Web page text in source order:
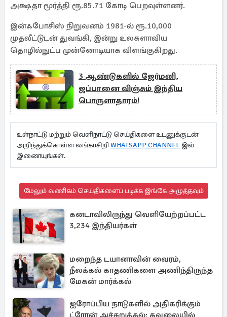
அக்ஷதா மூர்த்தி ரூ.85.71 கோடி பெறவுள்ளனர்.
இன்ஃபோசிஸ் நிறுவனம் 1981-ல் ரூ.10,000
முதலீட்டுடன் துவங்கி, இன்று உலகளாவிய
தொழில்நுட்ப முன்னோடியாக விளங்குகிறது.
3 ஆண்டுகளில் ஜேர்மனி,
ஜப்பானை விஞ்சும் இந்திய
பொருளாதாரம்!
உள்நாட்டு மற்றும் வெளிநாட்டு செய்திகளை உடனுக்குடன்
அறிந்துக்கொள்ள லங்காசிறி WHATSAPP CHANNEL இல்
இணையுங்கள்.
மேலும் வணிகம் செய்திகளைப் படிக்க இங்கே அழுத்தவும்
கனடாவிலிருந்து வெளியேற்றப்பட்ட
3,234 இந்தியர்கள்
மறைந்த டயானாவின் வைரம்,
நீலக்கல் காதணிகளை அணிந்திருந்த
மேகன் மார்க்கல்
ஐரோப்பிய நாடுகளில் அதிகரிக்கும்
ட்ரோன் அச்சுறுத்தல்: கவலையில்